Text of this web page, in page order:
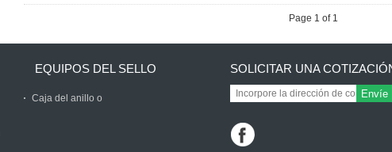
Page 1 of 1
EQUIPOS DEL SELLO
Caja del anillo o
SOLICITAR UNA
Envíe